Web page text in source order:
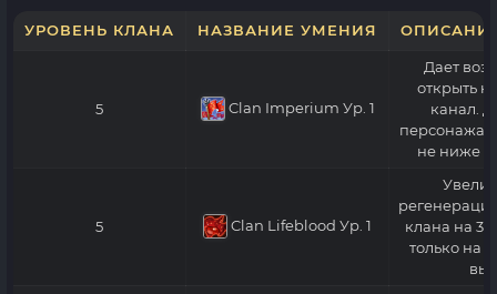
УРОВЕНЬ КЛАНА НАЗВАНИЕ УМЕНИЯ
5 Clan Imperium Ур. 1
Дает
открыть
канал.
не ниже
5 Clan Lifeblood Ур. 1
клана на
только на